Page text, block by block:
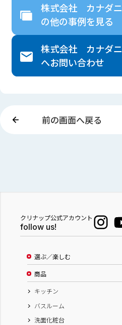
株式会社 カナダニ
の他の事例を見る
株式会社 カナダニ
へお問い合わせ
前の画面へ戻る
クリナップ公式アカウント
follow us!
選ぶ／楽しむ
商品
キッチン
バスルーム
洗面化粧台